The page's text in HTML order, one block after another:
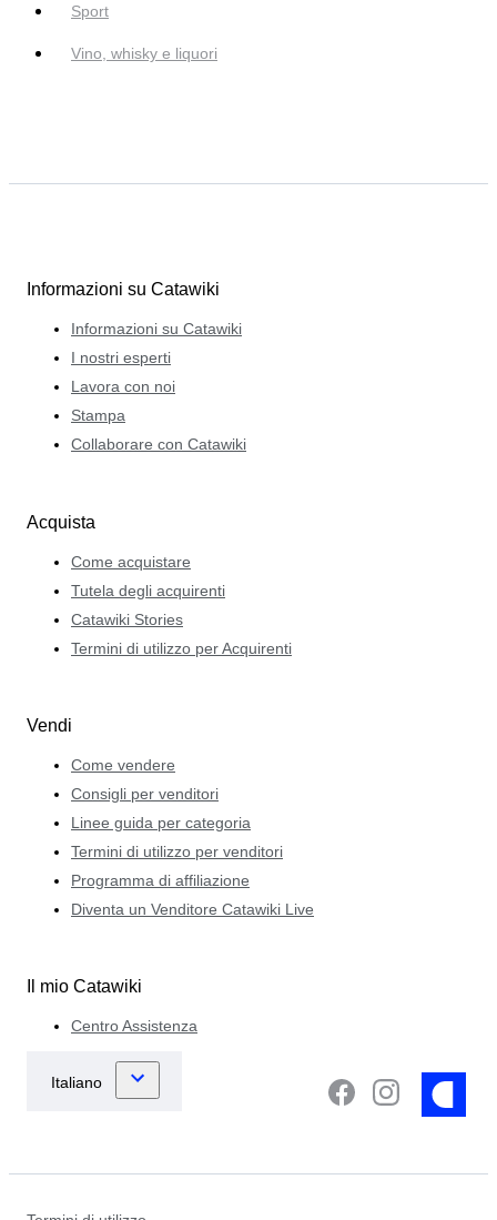
Sport
Vino, whisky e liquori
Informazioni su Catawiki
Informazioni su Catawiki
I nostri esperti
Lavora con noi
Stampa
Collaborare con Catawiki
Acquista
Come acquistare
Tutela degli acquirenti
Catawiki Stories
Termini di utilizzo per Acquirenti
Vendi
Come vendere
Consigli per venditori
Linee guida per categoria
Termini di utilizzo per venditori
Programma di affiliazione
Diventa un Venditore Catawiki Live
Il mio Catawiki
Centro Assistenza